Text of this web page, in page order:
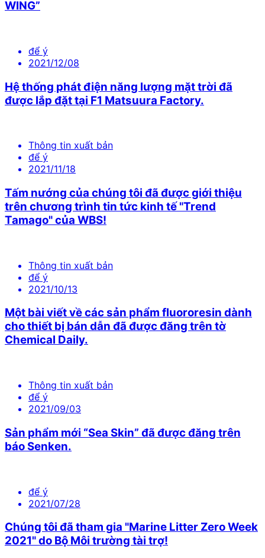
WING”
để ý
2021/12/08
Hệ thống phát điện năng lượng mặt trời đã
được lắp đặt tại F1 Matsuura Factory.
Thông tin xuất bản
để ý
2021/11/18
Tấm nướng của chúng tôi đã được giới thiệu
trên chương trình tin tức kinh tế "Trend
Tamago" của WBS!
Thông tin xuất bản
để ý
2021/10/13
Một bài viết về các sản phẩm fluororesin dành
cho thiết bị bán dẫn đã được đăng trên tờ
Chemical Daily.
Thông tin xuất bản
để ý
2021/09/03
Sản phẩm mới “Sea Skin” đã được đăng trên
báo Senken.
để ý
2021/07/28
Chúng tôi đã tham gia "Marine Litter Zero Week
2021" do Bộ Môi trường tài trợ!